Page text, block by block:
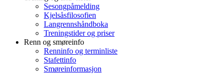
Sesongpåmelding
Kjelsåsfilosofien
Langrennshåndboka
Treningstider og priser
Renn og smøreinfo
Renninfo og terminliste
Stafettinfo
Smøreinformasjon